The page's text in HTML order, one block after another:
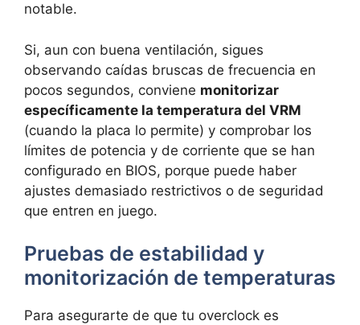
notable.
Si, aun con buena ventilación, sigues
observando caídas bruscas de frecuencia en
pocos segundos, conviene monitorizar
específicamente la temperatura del VRM
(cuando la placa lo permite) y comprobar los
límites de potencia y de corriente que se han
configurado en BIOS, porque puede haber
ajustes demasiado restrictivos o de seguridad
que entren en juego.
Pruebas de estabilidad y
monitorización de temperaturas
Para asegurarte de que tu overclock es